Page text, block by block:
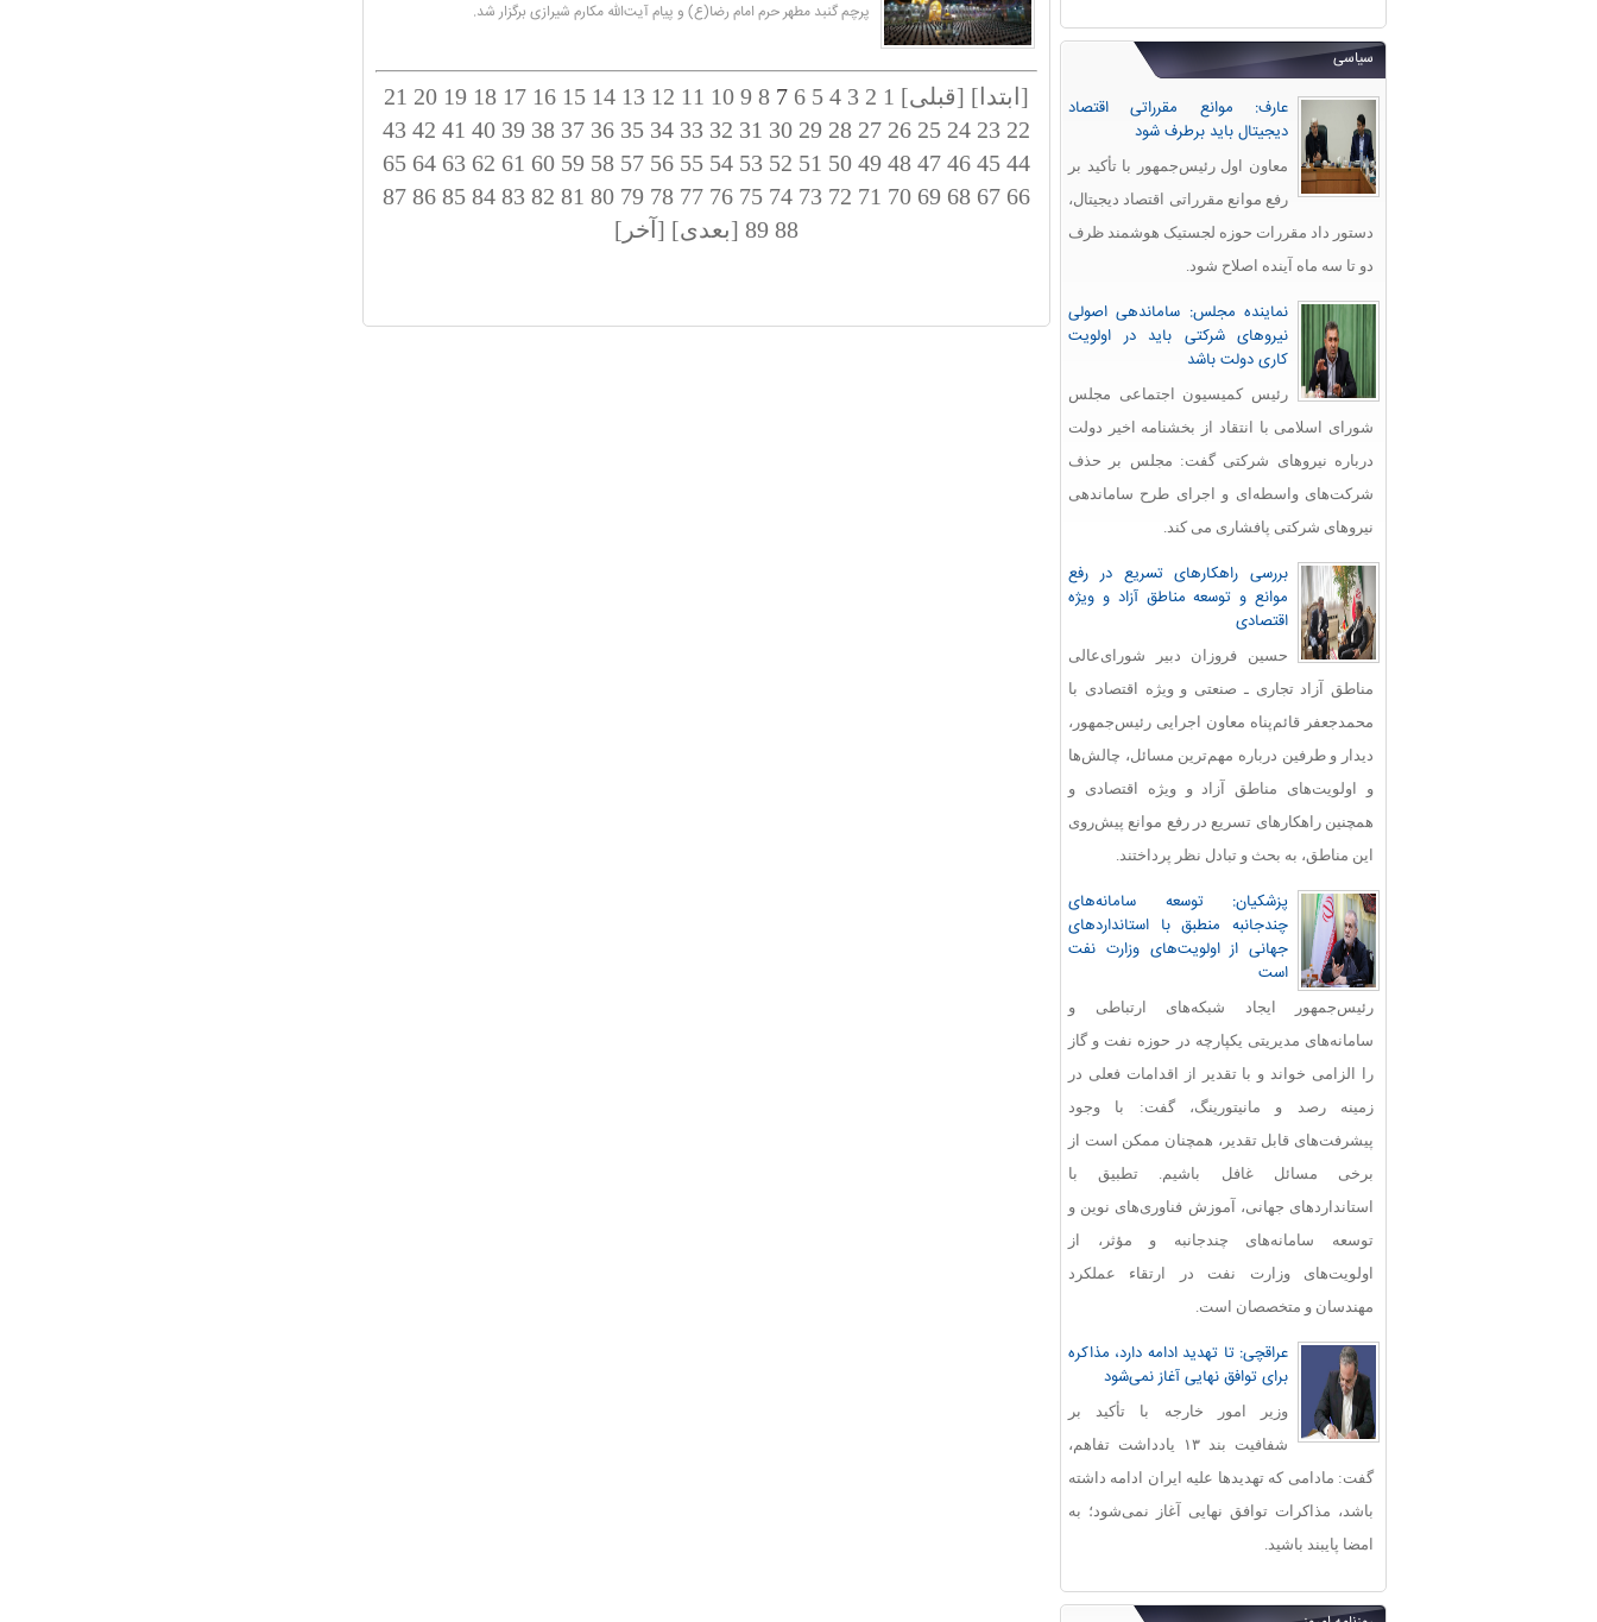
سیاسی
عارف: موانع مقرراتی اقتصاد
دیجیتال باید برطرف شود
معاون اول رئیس‌جمهور با تأکید بر
رفع موانع مقرراتی اقتصاد دیجیتال،
دستور داد مقررات حوزه لجستیک هوشمند ظرف
دو تا سه ماه آینده اصلاح شود.
نماینده مجلس: ساماندهی اصولی
نیروهای شرکتی باید در اولویت
کاری دولت باشد
رئیس کمیسیون اجتماعی مجلس
شورای اسلامی با انتقاد از بخشنامه اخیر دولت
درباره نیروهای شرکتی گفت: مجلس بر حذف
شرکت‌های واسطه‌ای و اجرای طرح ساماندهی
نیروهای شرکتی پافشاری می کند.
بررسی راهکارهای تسریع در رفع
موانع و توسعه مناطق آزاد و ویژه
اقتصادی
حسین فروزان دبیر شورای‌عالی
مناطق آزاد تجاری ـ صنعتی و ویژه اقتصادی با
محمدجعفر قائم‌پناه معاون اجرایی رئیس‌جمهور،
دیدار و طرفین درباره مهم‌ترین مسائل، چالش‌ها
و اولویت‌های مناطق آزاد و ویژه اقتصادی و
همچنین راهکارهای تسریع در رفع موانع پیش‌روی
این مناطق، به بحث و تبادل نظر پرداختند.
پزشکیان: توسعه سامانه‌های
چندجانبه منطبق با استانداردهای
جهانی از اولویت‌های وزارت نفت
است
رئیس‌جمهور ایجاد شبکه‌های ارتباطی و
سامانه‌های مدیریتی یکپارچه در حوزه نفت و گاز
را الزامی خواند و با تقدیر از اقدامات فعلی در
زمینه رصد و مانیتورینگ، گفت: با وجود
پیشرفت‌های قابل‌ تقدیر، همچنان ممکن است از
برخی مسائل غافل باشیم. تطبیق با
استانداردهای جهانی، آموزش فناوری‌های نوین و
توسعه سامانه‌های چندجانبه و مؤثر، از
اولویت‌های وزارت نفت در ارتقاء عملکرد
مهندسان و متخصصان است.
عراقچی: تا تهدید ادامه دارد، مذاکره
برای توافق نهایی آغاز نمی‌شود
وزیر امور خارجه با تأکید بر
شفافیت بند ۱۳ یادداشت تفاهم،
گفت: مادامی که تهدیدها علیه ایران ادامه داشته
باشد، مذاکرات توافق نهایی آغاز نمی‌شود؛ به
امضا پایبند باشید.
پرچم گنبد مطهر حرم امام رضا(ع) و پیام آیت‌الله مکارم شیرازی برگزار شد.
[ابتدا] [قبلی] 1
2
3
4
5
6
8
9
10
11
12
13
14
15
16
17
18
19
20
21
22
23
24
25
26
27
28
29
30
31
32
33
34
35
36
37
38
39
40
41
42
43
44
45
46
47
48
49
50
51
52
53
54
55
56
57
58
59
60
61
62
63
64
65
66
67
68
69
70
71
72
73
74
75
76
77
78
79
80
81
82
83
84
85
86
87
88
89 [بعدی] [آخر]